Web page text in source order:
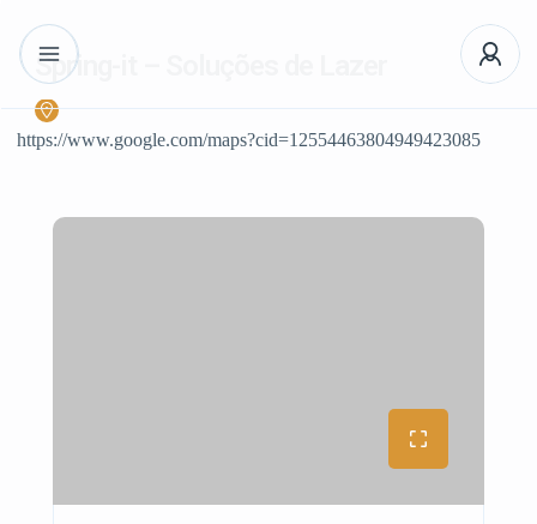
Spring-it – Soluções de Lazer
https://www.google.com/maps?cid=12554463804949423085